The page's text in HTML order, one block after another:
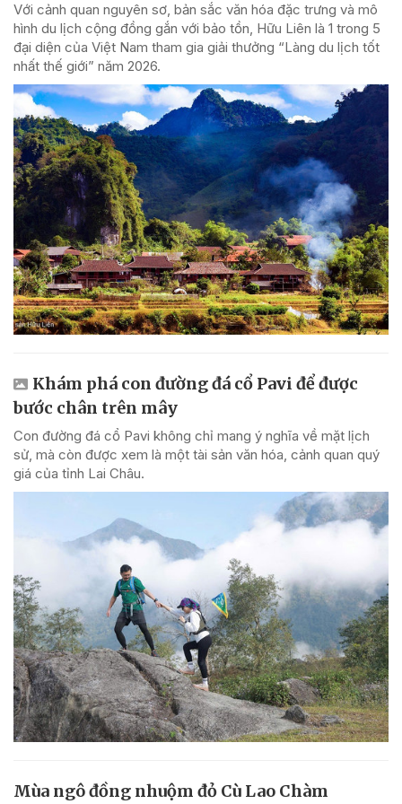
Với cảnh quan nguyên sơ, bản sắc văn hóa đặc trưng và mô
hình du lịch cộng đồng gắn với bảo tồn, Hữu Liên là 1 trong 5
đại diện của Việt Nam tham gia giải thưởng “Làng du lịch tốt
nhất thế giới” năm 2026.
Khám phá con đường đá cổ Pavi để được
bước chân trên mây
Con đường đá cổ Pavi không chỉ mang ý nghĩa về mặt lịch
sử, mà còn được xem là một tài sản văn hóa, cảnh quan quý
giá của tỉnh Lai Châu.
Mùa ngô đồng nhuộm đỏ Cù Lao Chàm